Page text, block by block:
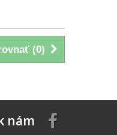
(0)
nám